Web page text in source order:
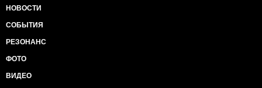
НОВОСТИ
СОБЫТИЯ
РЕЗОНАНС
ФОТО
ВИДЕО